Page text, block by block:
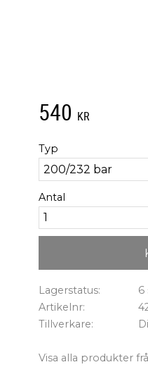
540 KR
Typ
Antal
Lagerstatus
6
Artikelnr
Tillverkare
Visa alla produkter